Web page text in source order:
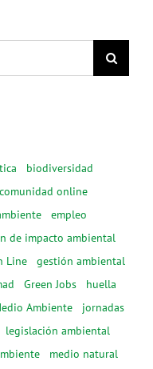
biodiversidad
comunidad online
empleo
de impacto ambiental
Line
gestión ambiental
Green Jobs
huella
Ambiente
jornadas
legislación ambiental
medio natural